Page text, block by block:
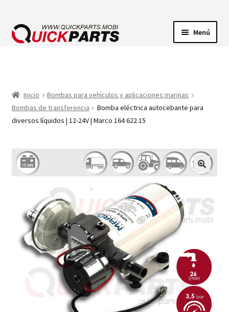
Menú
BOMBAS
Inicio
Bombas para vehículos y aplicaciones marinas
Bombas de transferencia
Bomba eléctrica autocebante para
diversos líquidos | 12-24V | Marco 164 622 15